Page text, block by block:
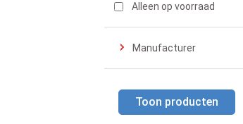
Alleen op voorraad
Manufacturer
Toon producten